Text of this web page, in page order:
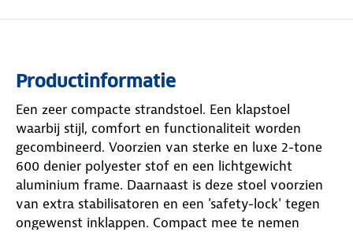
Productinformatie
Een zeer compacte strandstoel. Een klapstoel
waarbij stijl, comfort en functionaliteit worden
gecombineerd. Voorzien van sterke en luxe 2-tone
600 denier polyester stof en een lichtgewicht
aluminium frame. Daarnaast is deze stoel voorzien
van extra stabilisatoren en een 'safety-lock' tegen
ongewenst inklappen. Compact mee te nemen